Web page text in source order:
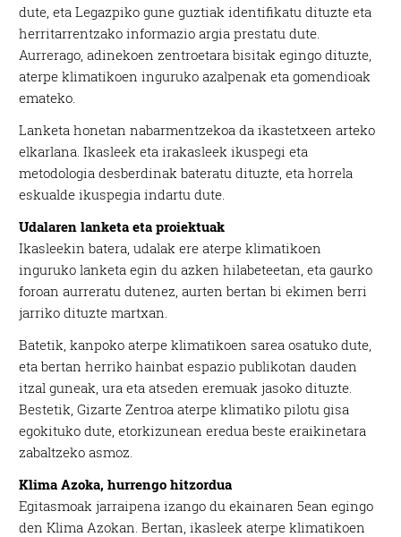
dute, eta Legazpiko gune guztiak identifikatu dituzte eta
herritarrentzako informazio argia prestatu dute.
Aurrerago, adinekoen zentroetara bisitak egingo dituzte,
aterpe klimatikoen inguruko azalpenak eta gomendioak
emateko.
Lanketa honetan nabarmentzekoa da ikastetxeen arteko
elkarlana. Ikasleek eta irakasleek ikuspegi eta
metodologia desberdinak bateratu dituzte, eta horrela
eskualde ikuspegia indartu dute.
Udalaren lanketa eta proiektuak
Ikasleekin batera, udalak ere aterpe klimatikoen
inguruko lanketa egin du azken hilabeteetan, eta gaurko
foroan aurreratu dutenez, aurten bertan bi ekimen berri
jarriko dituzte martxan.
Batetik, kanpoko aterpe klimatikoen sarea osatuko dute,
eta bertan herriko hainbat espazio publikotan dauden
itzal guneak, ura eta atseden eremuak jasoko dituzte.
Bestetik, Gizarte Zentroa aterpe klimatiko pilotu gisa
egokituko dute, etorkizunean eredua beste eraikinetara
zabaltzeko asmoz.
Klima Azoka, hurrengo hitzordua
Egitasmoak jarraipena izango du ekainaren 5ean egingo
den Klima Azokan. Bertan, ikasleek aterpe klimatikoen